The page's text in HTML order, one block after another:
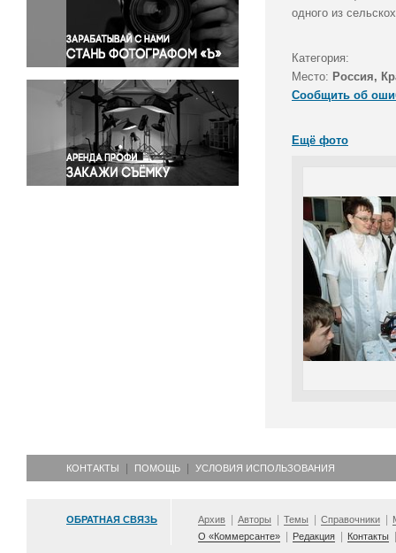
Правосудие
Происшествия и конфликты
Религия
Светская жизнь
Спорт
Экология
Экономика и бизнес
одного из
Категория:
Место: Россия,
Сообщить об
Ещё фото
КОНТАКТЫ ПОМОЩЬ УСЛОВИЯ ИСПОЛЬЗОВАНИЯ
ОБРАТНАЯ СВЯЗЬ Архив Авторы Темы Справочники
О «Коммерсанте»
Редакция Контакты